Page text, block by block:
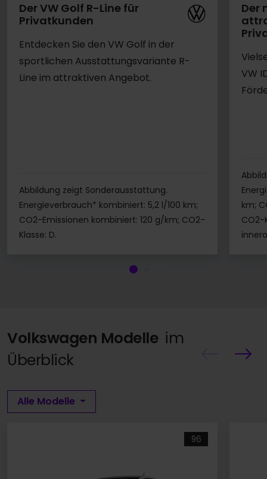
Der VW Golf R-Line für
Privatkunden
Entdecken Sie den VW Golf in der
sportlichen Ausstattungsvariante R-
Line im attraktiven Angebot.
Abbildung zeigt Sonderausstattung.
Energieverbrauch* kombiniert: 5,2 l/100 km;
CO2-Emissionen kombiniert: 120 g/km; CO2-
Klasse: D.
Der
VW
km;
CO2-
Volkswagen Modelle im
Überblick
Alle Modelle
96